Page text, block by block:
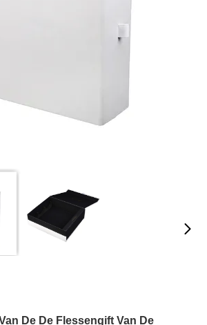
De De Flessengift Van De